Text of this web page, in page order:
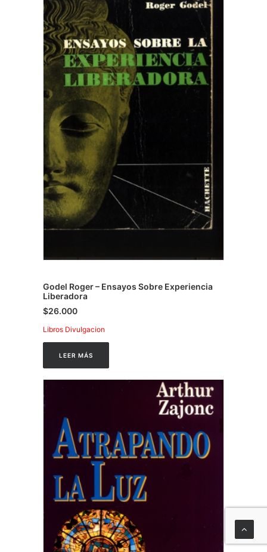
Godel Roger – Ensayos Sobre Experiencia
Liberadora
$26.000
Libros Divulgacion
LEER MÁS